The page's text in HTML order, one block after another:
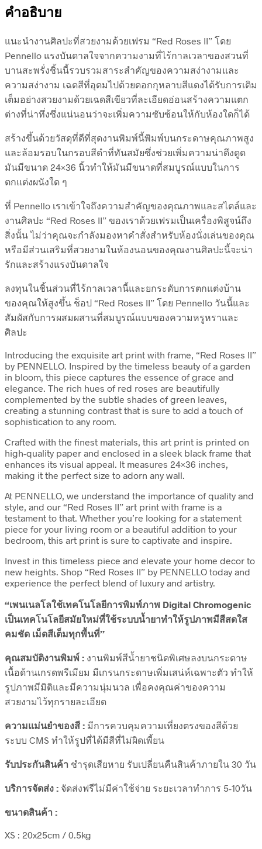
คำอธิบาย
แนะนำงานศิลปะที่สวยงามด้วยเฟรม “Red Roses II” โดย
Pennello แรงบันดาลใจจากความงามที่ไร้กาลเวลาของสวนที่
บานสะพรั่งชิ้นนี้รวบรวมสาระสำคัญของความสง่างามและ
ความสง่างาม เฉดสีที่อุดมไปด้วยดอกกุหลาบสีแดงได้รับการเติม
เต็มอย่างสวยงามด้วยเฉดสีเขียวที่ละเอียดอ่อนสร้างความแตก
ต่างที่น่าทึ่งซึ่งแน่นอนว่าจะเพิ่มความซับซ้อนให้กับห้องใดก็ได้
สร้างขึ้นด้วยวัสดุที่ดีที่สุดงานพิมพ์นี้พิมพ์บนกระดาษคุณภาพสูง
และล้อมรอบในกรอบสีดำที่ทันสมัยซึ่งช่วยเพิ่มความน่าดึงดูด
มันมีขนาด 24×36 นิ้วทำให้มันมีขนาดที่สมบูรณ์แบบในการ
ตกแต่งผนังใด ๆ
ที่ Pennello เราเข้าใจถึงความสำคัญของคุณภาพและสไตล์และ
งานศิลปะ “Red Roses II” ของเราด้วยเฟรมเป็นเครื่องพิสูจน์ถึง
สิ่งนั้น ไม่ว่าคุณจะกำลังมองหาคำสั่งสำหรับห้องนั่งเล่นของคุณ
หรือมีส่วนเสริมที่สวยงามในห้องนอนของคุณงานศิลปะนี้จะน่า
รักและสร้างแรงบันดาลใจ
ลงทุนในชิ้นส่วนที่ไร้กาลเวลานี้และยกระดับการตกแต่งบ้าน
ของคุณให้สูงขึ้น ช็อป “Red Roses II” โดย Pennello วันนี้และ
สัมผัสกับการผสมผสานที่สมบูรณ์แบบของความหรูหราและ
ศิลปะ
Introducing the exquisite art print with frame, “Red Roses II”
by PENNELLO. Inspired by the timeless beauty of a garden
in bloom, this piece captures the essence of grace and
elegance. The rich hues of red roses are beautifully
complemented by the subtle shades of green leaves,
creating a stunning contrast that is sure to add a touch of
sophistication to any room.
Crafted with the finest materials, this art print is printed on
high-quality paper and enclosed in a sleek black frame that
enhances its visual appeal. It measures 24×36 inches,
making it the perfect size to adorn any wall.
At PENNELLO, we understand the importance of quality and
style, and our “Red Roses II” art print with frame is a
testament to that. Whether you’re looking for a statement
piece for your living room or a beautiful addition to your
bedroom, this art print is sure to captivate and inspire.
Invest in this timeless piece and elevate your home decor to
new heights. Shop “Red Roses II” by PENNELLO today and
experience the perfect blend of luxury and artistry.
“เพนเนลโลใช้เทคโนโลยีการพิมพ์ภาพ Digital Chromogenic
เป็นเทคโนโลยีสมัยใหม่ที่ใช้ระบบน้ำยาทำให้รูปภาพมีสีสดใส
คมชัด เม็ดสีเต็มทุกพื้นที่”
คุณสมบัติงานพิมพ์ : งานพิมพ์สีน้ำยาชนิดพิเศษลงบนกระดาษ
เนื้อด้านเกรดพรีเมียม มีเกรนกระดาษเพิ่มเสน่ห์เฉพาะตัว ทำให้
รูปภาพมีมิติและมีความนุ่มนวล เพื่อคงคุณค่าของความ
สวยงามไว้ทุกรายละเอียด
ความแม่นยำของสี : มีการควบคุมความเที่ยงตรงของสีด้วย
ระบบ CMS ทำให้รูปที่ได้มีสีที่ไม่ผิดเพี้ยน
รับประกันสินค้า ชำรุดเสียหาย รับเปลี่ยนคืนสินค้าภายใน 30 วัน
บริการจัดส่ง : จัดส่งฟรีไม่มีค่าใช้จ่าย ระยะเวลาทำการ 5-10วัน
ขนาดสินค้า :
XS : 20x25cm / 0.5kg